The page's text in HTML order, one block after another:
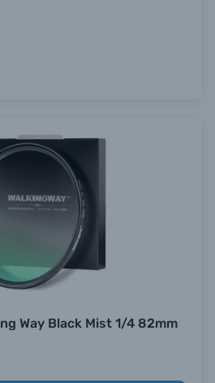
Way Black Mist 1/4 82mm